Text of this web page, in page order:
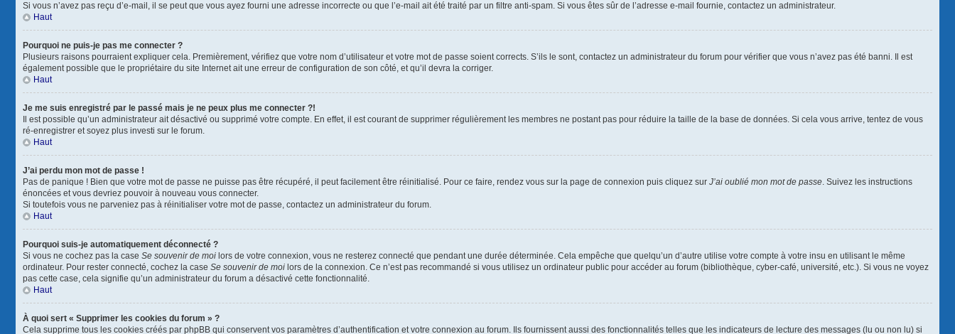
Si vous n’avez pas reçu d’e-mail, il se peut que vous ayez fourni une adresse incorrecte ou que l’e-mail ait été traité par un filtre anti-spam. Si vous êtes sûr de l’adresse e-mail fournie, contactez un administrateur.
Haut
Pourquoi ne puis-je pas me connecter ?
Plusieurs raisons pourraient expliquer cela. Premièrement, vérifiez que votre nom d’utilisateur et votre mot de passe soient corrects. S’ils le sont, contactez un administrateur du forum pour vérifier que vous n’avez pas été banni. Il est
également possible que le propriétaire du site Internet ait une erreur de configuration de son côté, et qu’il devra la corriger.
Haut
Je me suis enregistré par le passé mais je ne peux plus me connecter ?!
Il est possible qu’un administrateur ait désactivé ou supprimé votre compte. En effet, il est courant de supprimer régulièrement les membres ne postant pas pour réduire la taille de la base de données. Si cela vous arrive, tentez de vous
ré-enregistrer et soyez plus investi sur le forum.
Haut
J’ai perdu mon mot de passe !
Pas de panique ! Bien que votre mot de passe ne puisse pas être récupéré, il peut facilement être réinitialisé. Pour ce faire, rendez vous sur la page de connexion puis cliquez sur J’ai oublié mon mot de passe. Suivez les instructions
énoncées et vous devriez pouvoir à nouveau vous connecter.
Si toutefois vous ne parveniez pas à réinitialiser votre mot de passe, contactez un administrateur du forum.
Haut
Pourquoi suis-je automatiquement déconnecté ?
Si vous ne cochez pas la case Se souvenir de moi lors de votre connexion, vous ne resterez connecté que pendant une durée déterminée. Cela empêche que quelqu’un d’autre utilise votre compte à votre insu en utilisant le même
ordinateur. Pour rester connecté, cochez la case Se souvenir de moi lors de la connexion. Ce n’est pas recommandé si vous utilisez un ordinateur public pour accéder au forum (bibliothèque, cyber-café, université, etc.). Si vous ne voyez
pas cette case, cela signifie qu’un administrateur du forum a désactivé cette fonctionnalité.
Haut
À quoi sert « Supprimer les cookies du forum » ?
Cela supprime tous les cookies créés par phpBB qui conservent vos paramètres d’authentification et votre connexion au forum. Ils fournissent aussi des fonctionnalités telles que les indicateurs de lecture des messages (lu ou non lu) si